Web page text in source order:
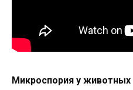
Микроспория у животных